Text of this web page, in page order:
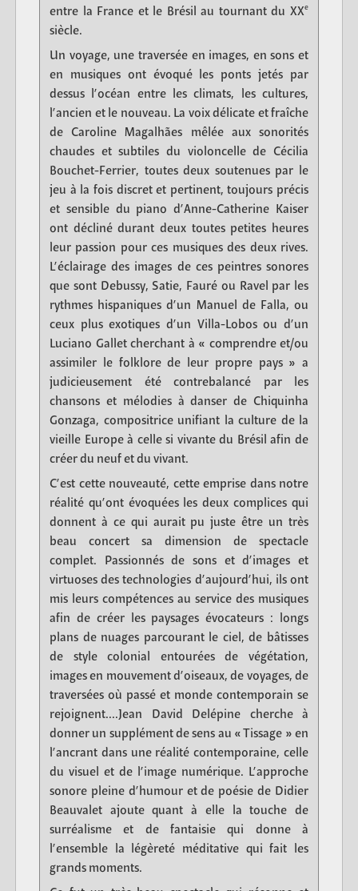
entre la France et le Brésil au tournant du XXe
siècle.
Un voyage, une traversée en images, en sons et
en musiques ont évoqué les ponts jetés par
dessus l’océan entre les climats, les cultures,
l’ancien et le nouveau. La voix délicate et fraîche
de Caroline Magalhães mêlée aux sonorités
chaudes et subtiles du violoncelle de Cécilia
Bouchet-Ferrier, toutes deux soutenues par le
jeu à la fois discret et pertinent, toujours précis
et sensible du piano d’Anne-Catherine Kaiser
ont décliné durant deux toutes petites heures
leur passion pour ces musiques des deux rives.
L’éclairage des images de ces peintres sonores
que sont Debussy, Satie, Fauré ou Ravel par les
rythmes hispaniques d’un Manuel de Falla, ou
ceux plus exotiques d’un Villa-Lobos ou d’un
Luciano Gallet cherchant à « comprendre et/ou
assimiler le folklore de leur propre pays » a
judicieusement été contrebalancé par les
chansons et mélodies à danser de Chiquinha
Gonzaga, compositrice unifiant la culture de la
vieille Europe à celle si vivante du Brésil afin de
créer du neuf et du vivant.
C’est cette nouveauté, cette emprise dans notre
réalité qu’ont évoquées les deux complices qui
donnent à ce qui aurait pu juste être un très
beau concert sa dimension de spectacle
complet. Passionnés de sons et d’images et
virtuoses des technologies d’aujourd’hui, ils ont
mis leurs compétences au service des musiques
afin de créer les paysages évocateurs : longs
plans de nuages parcourant le ciel, de bâtisses
de style colonial entourées de végétation,
images en mouvement d’oiseaux, de voyages, de
traversées où passé et monde contemporain se
rejoignent....Jean David Delépine cherche à
donner un supplément de sens au « Tissage » en
l’ancrant dans une réalité contemporaine, celle
du visuel et de l’image numérique. L’approche
sonore pleine d’humour et de poésie de Didier
Beauvalet ajoute quant à elle la touche de
surréalisme et de fantaisie qui donne à
l’ensemble la légèreté méditative qui fait les
grands moments.